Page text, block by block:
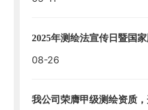
2025年测绘法宣传日暨国
08-26
我公司荣膺甲级测绘资质